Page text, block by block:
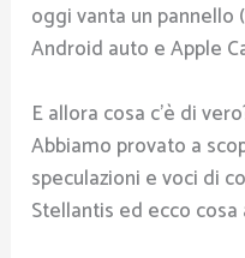
oggi vanta un pannello
Android auto e Apple
E allora cosa c’è di
Abbiamo provato a
speculazioni e voci di
Stellantis ed ecco